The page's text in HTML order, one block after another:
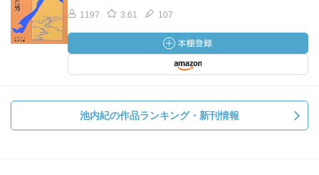
1197 3.61 107
池内紀の作品ランキング・新刊情報